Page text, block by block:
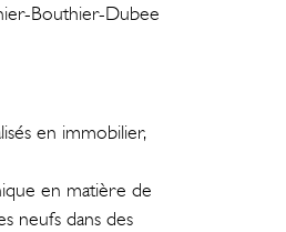
Bouthier-Dubee
en immobilier,
en matière de
neufs dans des